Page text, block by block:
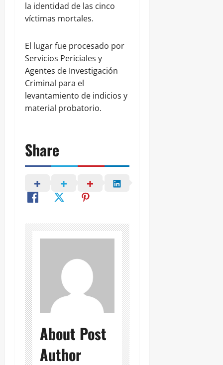
la identidad de las cinco
víctimas mortales.
El lugar fue procesado por
Servicios Periciales y
Agentes de Investigación
Criminal para el
levantamiento de indicios y
material probatorio.
Share
About Post
Author